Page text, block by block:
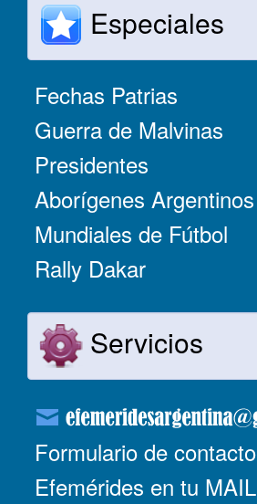
Especiales
Fechas Patrias
Guerra de Malvinas
Presidentes
Aborígenes Argentinos
Mundiales de Fútbol
Rally Dakar
Servicios
Formulario de contacto
Efemérides en tu MAIL